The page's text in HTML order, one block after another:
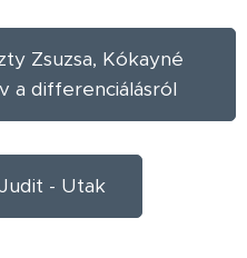
Zsuzsa, Kókayné
a differenciálásról
- Utak